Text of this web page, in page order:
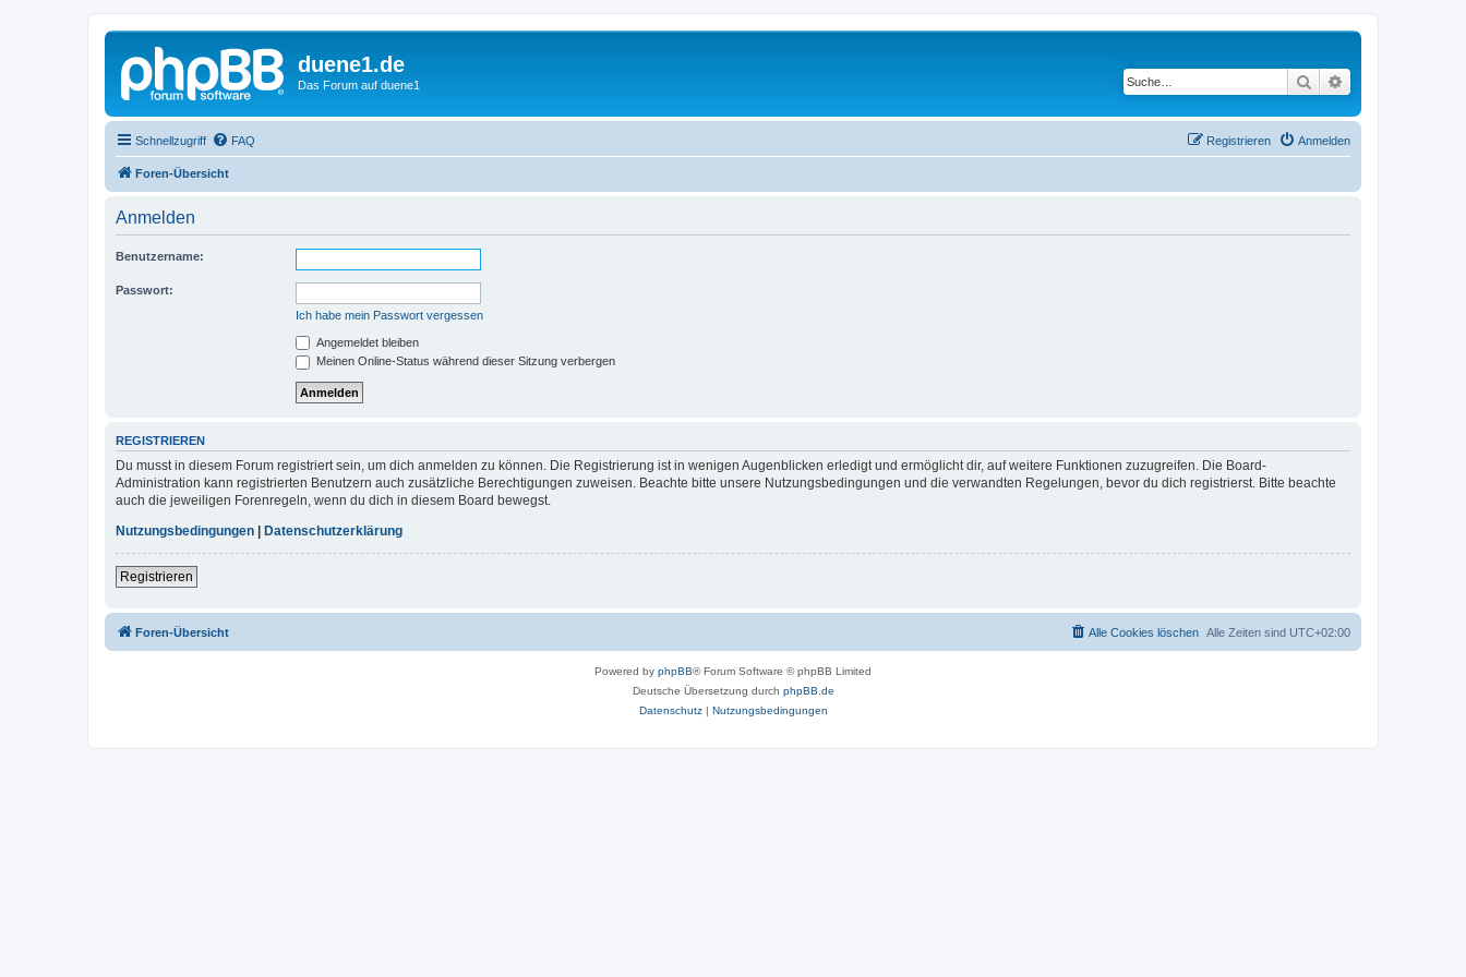
duene1.de
Das Forum auf duene1 Suche
Schnellzugriff FAQ Anmelden
Registrieren
Foren-Übersicht
Anmelden
Benutzername:
Passwort:
Ich habe mein Passwort vergessen
Angemeldet bleiben
Meinen Online-Status während dieser Sitzung verbergen
REGISTRIEREN
Du musst in diesem Forum registriert sein, um dich anmelden zu können. Die Registrierung ist in wenigen Augenblicken erledigt und ermöglicht dir, auf weitere Funktionen zuzugreifen. Die Board-
Administration kann registrierten Benutzern auch zusätzliche Berechtigungen zuweisen. Beachte bitte unsere Nutzungsbedingungen und die verwandten Regelungen, bevor du dich registrierst. Bitte beachte
auch die jeweiligen Forenregeln, wenn du dich in diesem Board bewegst.
Nutzungsbedingungen
Datenschutzerklärung
Registrieren
Foren-Übersicht Alle Zeiten sind UTC+02:00
Alle Cookies löschen
Powered by phpBB® Forum Software © phpBB Limited
Deutsche Übersetzung durch phpBB.de
Datenschutz| Nutzungsbedingungen